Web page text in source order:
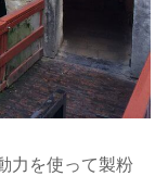
力を使って製粉